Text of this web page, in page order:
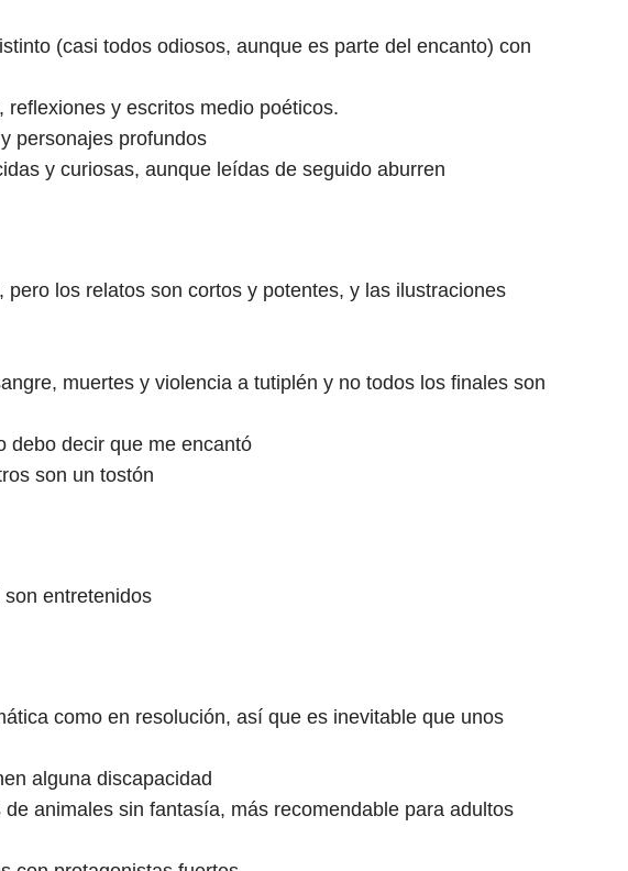
(casi todos odiosos, aunque es parte del encanto) con
reflexiones y escritos medio poéticos.
personajes profundos
y curiosas, aunque leídas de seguido aburren
los relatos son cortos y potentes, y las ilustraciones
muertes y violencia a tutiplén y no todos los finales son
debo decir que me encantó
son un tostón
entretenidos
como en resolución, así que es inevitable que unos
alguna discapacidad
animales sin fantasía, más recomendable para adultos